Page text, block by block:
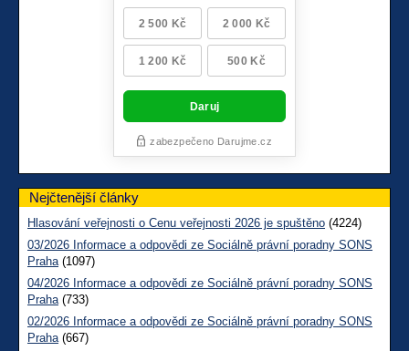
Nejčtenější články
Hlasování veřejnosti o Cenu veřejnosti 2026 je spuštěno (4224)
03/2026 Informace a odpovědi ze Sociálně právní poradny SONS
Praha(1097)
04/2026 Informace a odpovědi ze Sociálně právní poradny SONS
Praha(733)
02/2026 Informace a odpovědi ze Sociálně právní poradny SONS
Praha(667)